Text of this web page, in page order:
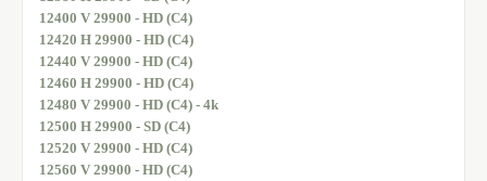
12400 V 29900 - HD (C4)
12420 H 29900 - HD (C4)
12440 V 29900 - HD (C4)
12460 H 29900 - HD (C4)
12480 V 29900 - HD (C4) - 4k
12500 H 29900 - SD (C4)
12520 V 29900 - HD (C4)
12560 V 29900 - HD (C4)